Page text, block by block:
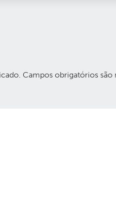
Campos obrigatórios são